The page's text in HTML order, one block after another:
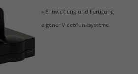
» Entwicklung und Fertigung
eigener Videofunksysteme